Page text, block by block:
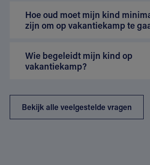
Hoe oud moet mijn kind
zijn om op vakantiekamp te
Wie begeleidt mijn kind op
vakantiekamp?
Bekijk alle veelgestelde vragen